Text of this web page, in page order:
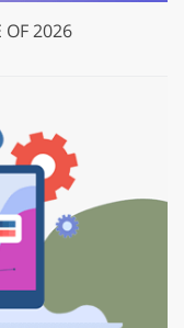
OF 2026